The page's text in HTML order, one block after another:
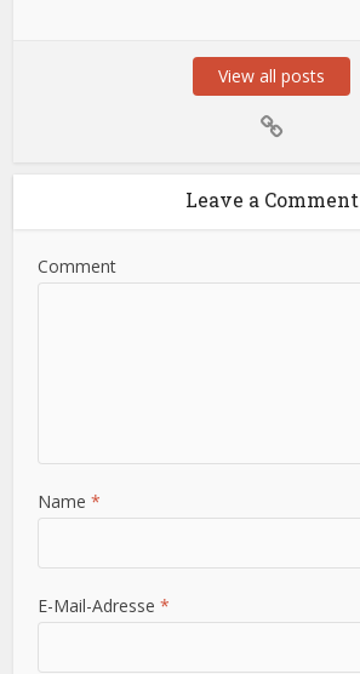
View all posts
Leave a Comment
Comment
Name*
E-Mail-Adresse*